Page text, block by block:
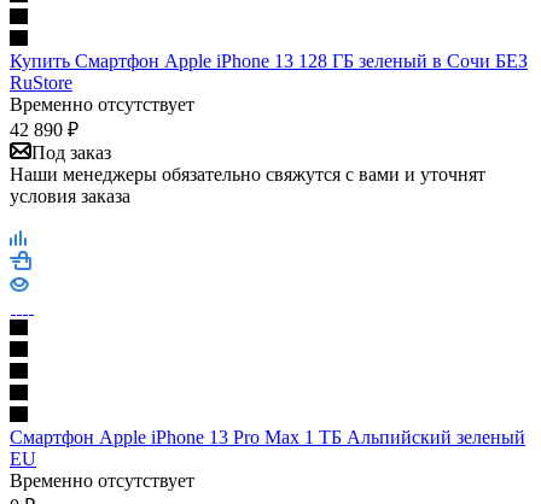
Купить Смартфон Apple iPhone 13 128 ГБ зеленый в Сочи БЕЗ
RuStore
Временно отсутствует
42 890 ₽
Под заказ
Наши менеджеры обязательно свяжутся с вами и уточнят
условия заказа
Смартфон Apple iPhone 13 Pro Max 1 ТБ Альпийский зеленый
EU
Временно отсутствует